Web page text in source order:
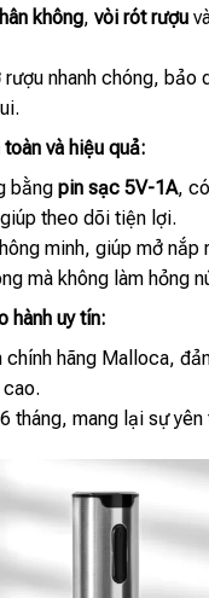
không, vòi rót rượu
rượu nhanh chóng, bảo
và hiệu quả:
bằng pin sạc 5V-1A, có
theo dõi tiện lợi.
minh, giúp mở nắp
mà không làm hỏng
hành uy tín:
chính hãng Malloca,
tháng, mang lại sự